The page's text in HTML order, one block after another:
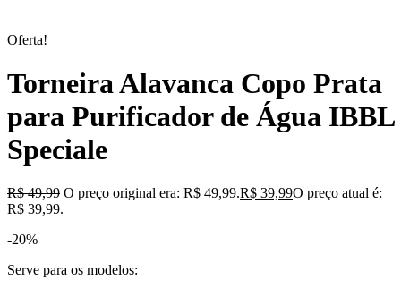
Oferta!
Torneira Alavanca Copo Prata
para Purificador de Água IBBL
Speciale
R$49,99 O preço original era: R$ 49,99.R$ 39,99O preço atual é:
R$ 39,99.
-20%
Serve para os modelos: